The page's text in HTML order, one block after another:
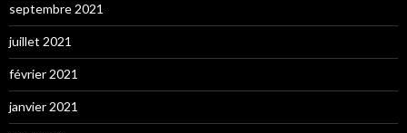
septembre 2021
juillet 2021
février 2021
janvier 2021